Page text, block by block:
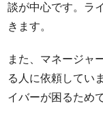
談が中心です。ラ
きます。
また、マネージャ
る人に依頼してい
イバーが困るため